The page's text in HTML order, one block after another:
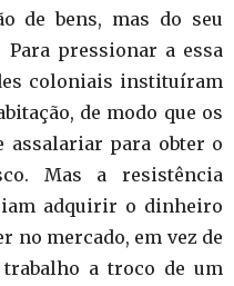
de bens, mas do seu
pressionar a essa
coloniais instituíram
de modo que os
assalariar para obter o
Mas a resistência
adquirir o dinheiro
no mercado, em vez de
a troco de um